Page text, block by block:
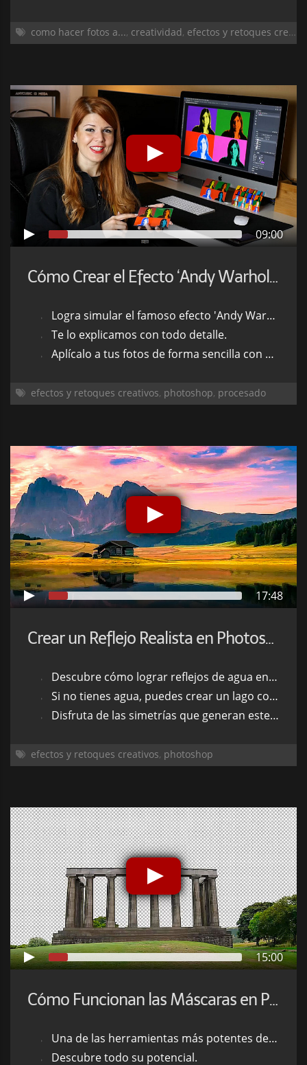
como hacer fotos a..., creatividad, efectos y retoques creativos
09:00
Cómo Crear el Efecto ‘Andy Warhol’ en Photoshop
Logra simular el famoso efecto 'Andy Warhol'.
Te lo explicamos con todo detalle.
Aplícalo a tus fotos de forma sencilla con photoshop.
efectos y retoques creativos, photoshop, procesado
17:48
Crear un Reflejo Realista en Photoshop
Descubre cómo lograr reflejos de agua en tus fotos.
Si no tienes agua, puedes crear un lago con Photoshop.
Disfruta de las simetrías que generan este tipo de fotos.
efectos y retoques creativos, photoshop
15:00
Cómo Funcionan las Máscaras en Photoshop
Una de las herramientas más potentes de Photoshop.
Descubre todo su potencial.